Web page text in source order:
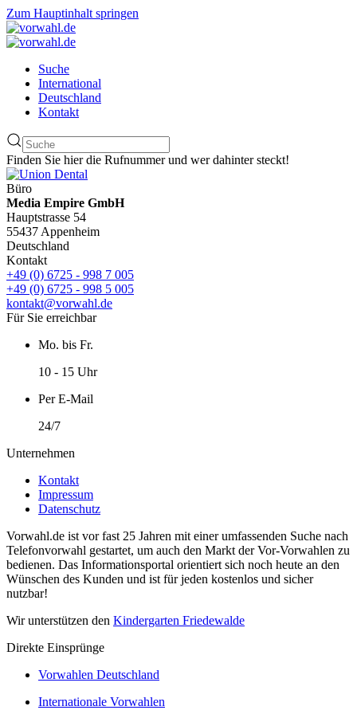
Zum Hauptinhalt springen
Suche
International
Deutschland
Kontakt
Finden Sie hier die Rufnummer und wer dahinter steckt!
Büro
Media Empire GmbH
Hauptstrasse 54
55437 Appenheim
Deutschland
Kontakt
+49 (0) 6725 - 998 7 005
+49 (0) 6725 - 998 5 005
kontakt@vorwahl.de
Für Sie erreichbar
Mo. bis Fr.
10 - 15 Uhr
Per E-Mail
24/7
Unternehmen
Kontakt
Impressum
Datenschutz
Vorwahl.de ist vor fast 25 Jahren mit einer umfassenden Suche nach
Telefonvorwahl gestartet, um auch den Markt der Vor-Vorwahlen zu
bedienen. Das Informationsportal orientiert sich noch heute an den
Wünschen des Kunden und ist für jeden kostenlos und sicher
nutzbar!
Wir unterstützen den Kindergarten Friedewalde
Direkte Einsprünge
Vorwahlen Deutschland
Internationale Vorwahlen